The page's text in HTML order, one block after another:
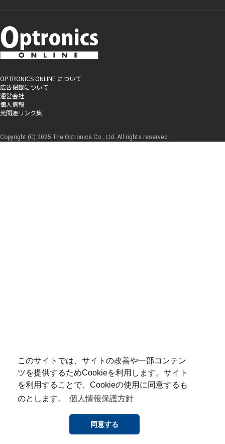
このサイトでは、サイトの改善や一部コンテン
ツを提供するためCookieを利用します。サイト
を利用することで、Cookieの使用に同意するも
のとします。
個人情報保護方針
同意する
OPTRONICS ONLINE について
広告掲載について
運営会社
個人情報
光関連リンク集
Copyright (C) 2025 The Optronics Co., Ltd. All rights reserved.